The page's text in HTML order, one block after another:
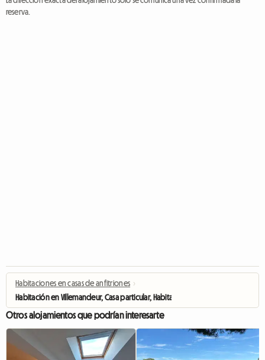
reserva.
Habitaciones en casas de anfitriones ›
Habitación en Villemandeur, Casa particular, Habitación grande
Otros alojamientos que podrían interesarte